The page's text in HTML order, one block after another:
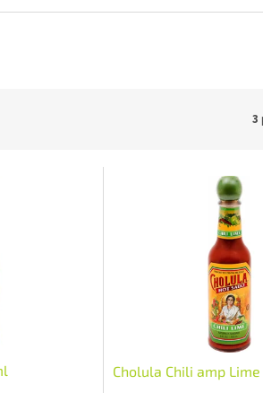
3
Cholula Chili amp Lime